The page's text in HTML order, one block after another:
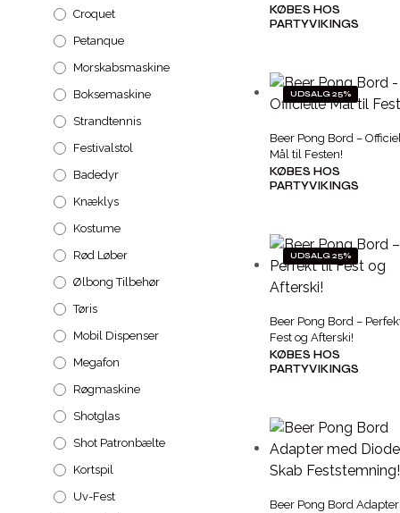
Croquet
Petanque
Morskabsmaskine
Boksemaskine
Strandtennis
Festivalstol
Badedyr
Knæklys
Kostume
Rød Løber
Ølbong Tilbehør
Tøris
Mobil Dispenser
Megafon
Røgmaskine
Shotglas
Shot Patronbælte
Kortspil
Uv-Fest
KØBES HOS
PARTYVIKINGS
UDSALG 25%
Beer Pong Bord –
Mål til Festen!
KØBES HOS
PARTYVIKINGS
UDSALG 25%
Beer Pong Bord –
Fest og Afterski!
KØBES HOS
PARTYVIKINGS
Beer Pong Bord